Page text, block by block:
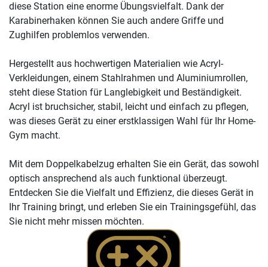
diese Station eine enorme Übungsvielfalt. Dank der
Karabinerhaken können Sie auch andere Griffe und
Zughilfen problemlos verwenden.
Hergestellt aus hochwertigen Materialien wie Acryl-
Verkleidungen, einem Stahlrahmen und Aluminiumrollen,
steht diese Station für Langlebigkeit und Beständigkeit.
Acryl ist bruchsicher, stabil, leicht und einfach zu pflegen,
was dieses Gerät zu einer erstklassigen Wahl für Ihr Home-
Gym macht.
Mit dem Doppelkabelzug erhalten Sie ein Gerät, das sowohl
optisch ansprechend als auch funktional überzeugt.
Entdecken Sie die Vielfalt und Effizienz, die dieses Gerät in
Ihr Training bringt, und erleben Sie ein Trainingsgefühl, das
Sie nicht mehr missen möchten.